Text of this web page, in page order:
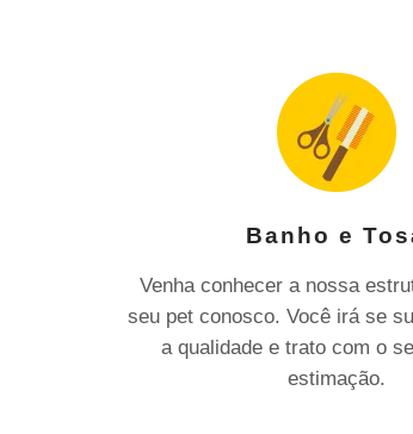
Banho e
Venha conhecer a nossa
seu pet conosco. Você irá se
a qualidade e trato com o
estimação.